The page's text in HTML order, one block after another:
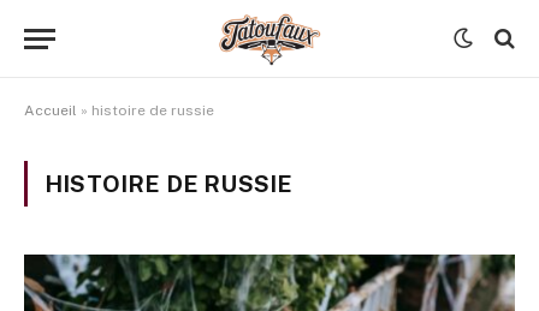
Accueil » histoire de russie
HISTOIRE DE RUSSIE